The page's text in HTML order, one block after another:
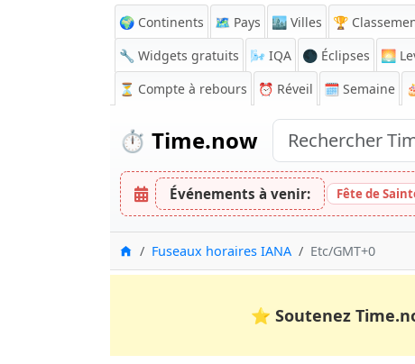
🌍 Continents 🗺️ Pays 🏙️ Villes 🏆
🔧 Widgets gratuits
🌬️ IQA 🌑 Éclipses 🌅
⏳ Compte à rebours ⏰ Réveil 🗓️ Semaine
⏱️ Time.now
Événements à venir: Fête de
Accueil
Fuseaux horaires IANA Etc/GMT+0
⭐ Soutenez